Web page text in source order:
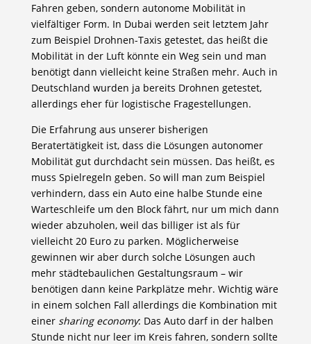
Fahren geben, sondern autonome Mobilität in
vielfältiger Form. In Dubai werden seit letztem Jahr
zum Beispiel Drohnen-Taxis getestet, das heißt die
Mobilität in der Luft könnte ein Weg sein und man
benötigt dann vielleicht keine Straßen mehr. Auch in
Deutschland wurden ja bereits Drohnen getestet,
allerdings eher für logistische Fragestellungen.
Die Erfahrung aus unserer bisherigen
Beratertätigkeit ist, dass die Lösungen autonomer
Mobilität gut durchdacht sein müssen. Das heißt, es
muss Spielregeln geben. So will man zum Beispiel
verhindern, dass ein Auto eine halbe Stunde eine
Warteschleife um den Block fährt, nur um mich dann
wieder abzuholen, weil das billiger ist als für
vielleicht 20 Euro zu parken. Möglicherweise
gewinnen wir aber durch solche Lösungen auch
mehr städtebaulichen Gestaltungsraum – wir
benötigen dann keine Parkplätze mehr. Wichtig wäre
in einem solchen Fall allerdings die Kombination mit
einer sharing economy: Das Auto darf in der halben
Stunde nicht nur leer im Kreis fahren, sondern sollte